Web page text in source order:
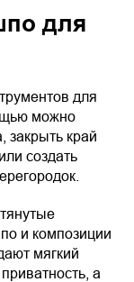
для
для
можно
закрыть край
создать
и композиции
мягкий
а